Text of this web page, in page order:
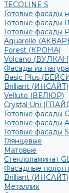
TECOLINE S
Готовые фасады
Готовые фасады
Готовые фасады
Aquarelle
Forest (КРОНА)
Volcano
Фасады из
Basic Plus
Brilliant (ИНСАЙТ)
Velluto (ВЕЛЮР)
Crystal Uni
Готовые фасады
Готовые фасады
Готовые фасады
Глянцевые
Матовые
Стеклоламинат
Фасадные
Brilliant (ИНСАЙТ)
Металлик